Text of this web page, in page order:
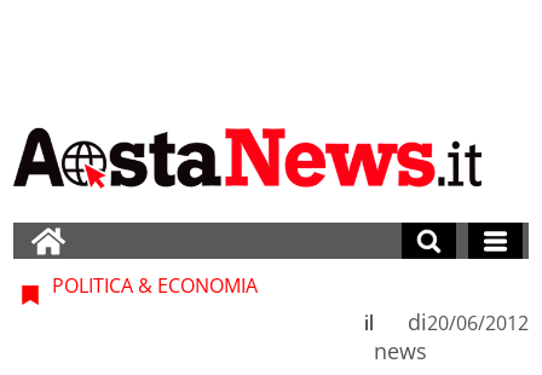
POLITICA & ECONOMIA
di
news
il 20/06/2012